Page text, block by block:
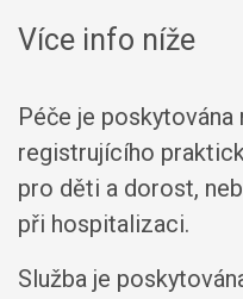
Více info níže
Péče je
registrujícího
pro děti a dorost,
při hospitalizaci.
Služba je